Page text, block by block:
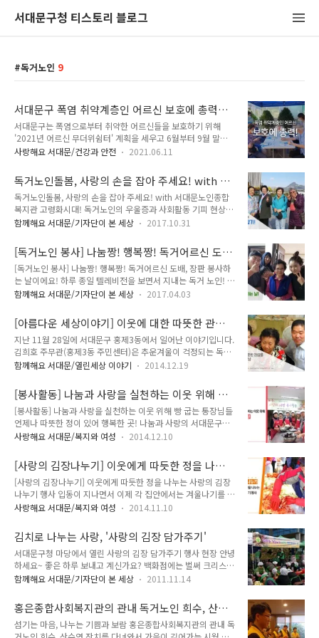
서대문구청 티스토리 블로그
독거노인 9
서대문구 폭염 취약계층인 어르신 보호에 총력
"재난안전도우미, 무더위쉼터, 냉방기 지원 등"
서대문구는 폭염으로부터 취약한 어르신들을 보호하기 위해
'2021년 어르신 무더위쉼터' 계획을 세우고 6월부터 9월 말까
지 4개월간 추진합니다. 실내 무더위쉼터는 총 150개소로, 동주
등 22개소를 운영합니다. 또한 지역 어르신들이 자주 이용하는
소공원 등 31개소에는 그늘막이나 텐트를 설치한 야외 무더위쉼
터를 제공합니다. 실내무더위쉼터 운영시간은 오전 9시부터 오
후 6시까지, 연장쉼터로 지정된 동주민센터와 종합복지관은 폭
염특보 시 평일은 오후 9시까지 연장운영하고 휴일은 오전 9시
는 민원인 등 불특정 다수가 이용함에 따라 코로나19 방역관리
자를 지정하고, 출입자 명부 작성, ..
사랑해요 서대문/건강과 안전 2021.06.11
독거노인돌봄, 사랑의 손을 잡아 주세요! with 서
대문노인종합복지관
독거노인돌봄, 사랑의 손을 잡아 주세요! with 서대문노인종합
복지관 고령화시대! 독거노인의 우울증과 사회활동 기피 현상으
로 어려움이 많아요. 25일 서대문노인종합사회복지관에서는 서
울증이 있는 독거노인 20명을 모시고 광화문으로 가을 나들이를
갔어요. ▲ 광화문 나들이에 멋진 포즈를 잡아보아요 이 복지관
은 독거노인돌봄서비스 업무를 10년째 하고 있는데, 생활관리사
들이 혼자 살고 계시는 65세 이상의 노인에게 매주 1회의 방문
확인과 2회의 전화 안부 확인을 하는 것이에요. 또 2013년부터
스스로 하고 싶다고 지원한 생활관리사가 한 달에 2회 정도 독거
노인 5명 이상 실버체조,..
함께해요 서대문/기자단이 본 세상 2017.10.31
[독거노인 봉사] 나눔짱! 행복짱! 독거어르신 도
배, 장판 봉사하는 날이에요!
[독거노인 봉사] 나눔짱! 행복짱! 독거어르신 도배, 장판 봉사하
는 날이에요! 하루 종일 텔레비전을 보면서 지내는 독거 노인! 병
원을 학교 다니듯 하는 독거 노인! 집에 곰팡이가 피고 장판이 찢
지 못하는 이들을 위해 지난 3월 26일 일요일 휴일에 쉬지 않고
달려와 도배 · 장판 봉사를 해준 봉사자들이 있었어요. 바로 연
탄 한 장 나눔을 하고 있는 사람들인데, 이날은 도배·장판 봉사
하려고 북가좌 1동을 찾아왔어요. ▲ 봉자자들과 어르신이 함께
잡은 손은 따뜻하지요! ▲ 수리하기 전 방의 모습 독거어르신들
어져 있어도 손을 쓸 수가 없었는데, 이날 봉사자들이 찾아왔어
요. 경기, 서..
함께해요 서대문/기자단이 본 세상 2017.04.03
[아름다운 세상이야기] 이웃에 대한 따뜻한 관심
을 느낄 수 있던 만남
지난 11월 28일에 서대문구 홍제3동에서 일어난 이야기입니다.
김희호 주무관(홍제3동 주민센터)은 추운겨울이 걱정되는 독거
어르신들을 위해 전기요 전달 및 문안 인사를 하러다니다 한 분
김모 할아버지였지요. 김 주무관은 돌아오는 중 할아버지가 너무
걱정이 되어 평소에 식사를 하시러 다니시는 노인종합사회복지
관에 연락을 하였더니, 며칠 전부터 보이지 않는다고 이야기를
들었습니다. 김 주무관은 너무 걱정이 되었지요, 어르신 집에 찾
아갔을 때도 안계시고, 주위분들에게도 안보이신다는 이야기를
유명한 김 주무관은 위기상황임을 직감하고 강원도 원주에 사는
어르신의 자녀의 연락처를 찾아 연락을 한 후..
함께해요 서대문/열린세상 이야기 2014.12.19
[봉사활동] 나눔과 사랑을 실천하는 이웃 위해 빵
굽는 통장님들!
[봉사활동] 나눔과 사랑을 실천하는 이웃 위해 빵 굽는 통장님들
언제나 따뜻한 정이 있어 행복한 곳! 나눔과 사랑의 서대문구에
서 나눔소식을 전달합니다! 서대문구 홍제2동 통장협의회에서
·서대문희망나눔센터에서 복지통장 20여 명이 빵 300개를 직
접 만들어 관내 홀몸 어르신 40여 명에게 전달하는 사랑의 빵 만
들기 봉사활동을 펼치셨는데요! 빵만 전달했는냐! NONO~ 겨울
을 앞두고 난방은 잘 되는지, 불편한 점은 없는지 안부를 확인하
고 말벗이 되 드렸습니다. 매년 실시해온 사랑의 빵 만들기 행사
지역발전을 위하여 애쓰시기에 더욱 감사함을 느낀 하루였답니
다! 사랑합니다! 서대문구!
사랑해요 서대문/복지와 여성 2014.12.10
[사랑의 김장나누기] 이웃에게 따듯한 정을 나누
는 사랑의 김장나누기 행사
[사랑의 김장나누기] 이웃에게 따듯한 정을 나누는 사랑의 김장
나누기 행사 입동이 지나면서 이제 각 집안에서는 겨울나기를 위
해 김장 준비에 한창이실텐데요. 서대문구와 서대문구 새마을부
랑의 김장나누기」행사를 진행 할 예정입니다. 「2014 사랑의
김장나누기」행사는 저소득·소외 계층에게 김장을 나누어줌으
로써 경제적인 부담을 덜어주고 따뜻한 겨울을 보낼 수 있도록
도움을 주기 위한 자리입니다. 행복과 나눔을 실천하는 복지도시
서대문구의 마음 따뜻한 행사 입니다!!!^^ 「2014 사랑의 김장
□ 장 소 : 서대문구청 광장(보건소 측) □ 주 관 : 서대문구 새마
을부..
사랑해요 서대문/복지와 여성 2014.11.10
김치로 나누는 사랑, '사랑의 김장 담가주기'
서대문구청 마당에서 열린 사랑의 김장 담가주기 행사 현장 안녕
하세요~ 좋은 하루 보내고 계신가요? 백화점에는 벌써 크리스마
스 장식이 걸린 걸 보니 겨울이 찾아온 것 같습니다. 오늘은 반짝
도록 건강에 주의해야 겠습니다. 11월이면 주부들의 한결같은
고민은 언제, 어떻게 김장을 해야 하는가 하는 것일텐데요, 올해
처럼 고춧가루, 새우젓 등 양념류의 가격이 껑충 뛰어서 걱정과
함께해요 서대문/기자단이 본 세상 2011.11.14
홍은종합사회복지관의 관내 독거노인 희수, 산수
연 잔치를 다녀와서
섬기는 마음, 나누는 기쁨과 보람 홍은종합사회복지관의 관내 독